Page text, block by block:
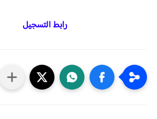
رابط التسجيل